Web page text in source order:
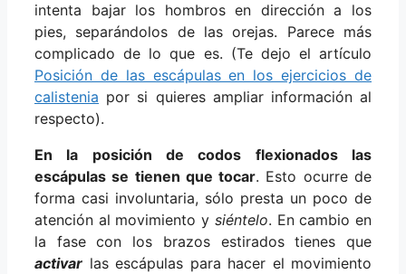
intenta bajar los hombros en dirección a los
pies, separándolos de las orejas. Parece más
complicado de lo que es. (Te dejo el artículo
Posición de las escápulas en los ejercicios de
calistenia por si quieres ampliar información al
respecto).
En la posición de codos flexionados las
escápulas se tienen que tocar. Esto ocurre de
forma casi involuntaria, sólo presta un poco de
atención al movimiento y siéntelo. En cambio en
la fase con los brazos estirados tienes que
activar las escápulas para hacer el movimiento